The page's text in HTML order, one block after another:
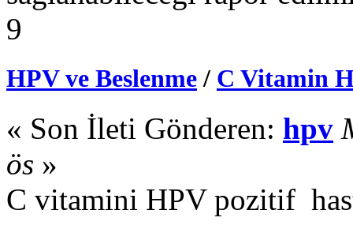
9
HPV ve Beslenme / C Vitamin
« Son İleti Gönderen: hpv
ös »
C vitamini HPV pozitif